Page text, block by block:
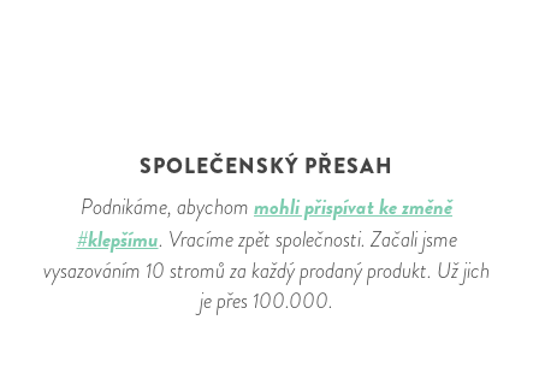
SPOLEČENSKÝ PŘESAH
Podnikáme, abychom mohli přispívat ke změně
#klepšímu. Vracíme zpět společnosti. Začali jsme
vysazováním 10 stromů za každý prodaný produkt. Už jich
je přes 100.000.